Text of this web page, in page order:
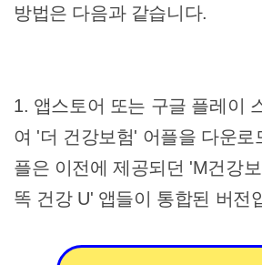
방법은 다음과 같습니다.
1. 앱스토어 또는 구글 플레이
여 '더 건강보험' 어플을 다운로
플은 이전에 제공되던 'M건강
똑 건강 U' 앱들이 통합된 버전